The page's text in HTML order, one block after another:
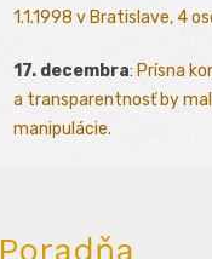
1.1.1998 v Bratislave, 4
17. decembra: Prísna
a transparentnosť by
manipulácie.
Poradňa